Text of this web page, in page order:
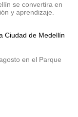
se convertira en
y aprendizaje.
Ciudad de Medellín
en el Parque